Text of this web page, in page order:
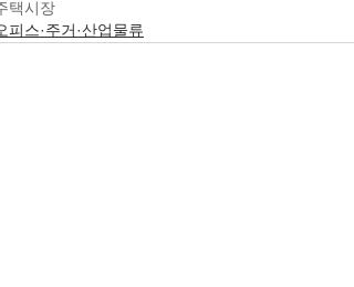
택시장
피스·주거·산업물류